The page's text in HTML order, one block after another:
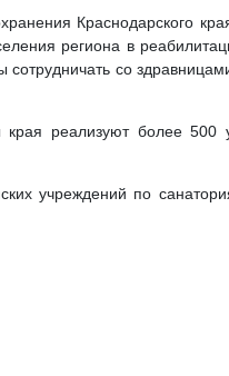
Краснодарского
региона в
со
реализуют более 500
учреждений по